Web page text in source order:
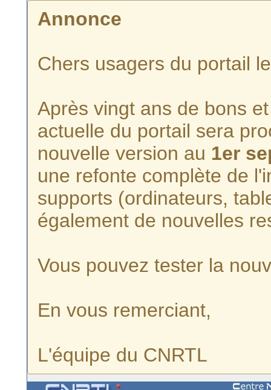
Annonce
Chers usagers du portail
Après vingt ans de bons
actuelle du portail sera
nouvelle version au 1er
une refonte complète de
supports (ordinateurs,
également de nouvelles
Vous pouvez tester la
En vous remerciant,
L'équipe du CNRTL